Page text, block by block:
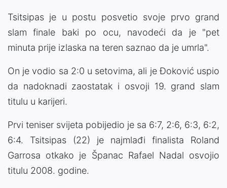
Tsitsipas je u postu posvetio svoje prvo grand
slam finale baki po ocu, navodeći da je "pet
minuta prije izlaska na teren saznao da je umrla".
On je vodio sa 2:0 u setovima, ali je Đoković uspio
da nadoknadi zaostatak i osvoji 19. grand slam
titulu u karijeri.
Prvi teniser svijeta pobijedio je sa 6:7, 2:6, 6:3, 6:2,
6:4. Tsitsipas (22) je najmlađi finalista Roland
Garrosa otkako je Španac Rafael Nadal osvojio
titulu 2008. godine.